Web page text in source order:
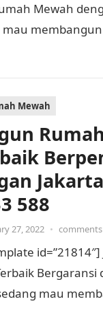
Mewah
mau
Mewah
588
27, 2022 •
mau